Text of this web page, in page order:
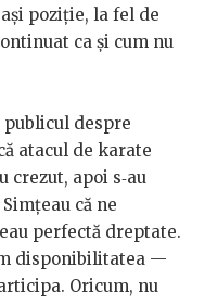
poziţie, la fel de
ca şi cum nu
despre
atacul de karate
crezut, apoi s‑au
că ne
perfectă dreptate.
disponibilitatea —
Oricum, nu